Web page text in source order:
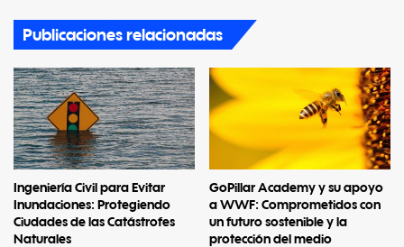
Publicaciones relacionadas
Ingeniería Civil para Evitar
Inundaciones: Protegiendo
Ciudades de las Catástrofes
Naturales
GoPillar Academy y su apoyo
a WWF: Comprometidos con
un futuro sostenible y la
protección del medio